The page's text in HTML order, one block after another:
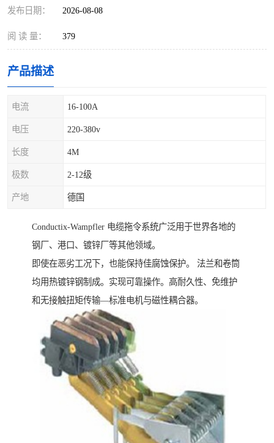
发布日期： 2026-08-08
阅 读 量： 379
产品描述
电流 16-100A
电压 220-380v
长度 4M
极数 2-12级
产地 德国
Conductix-Wampfler 电缆拖令系统广泛用于世界各地的
钢厂、港口、镀锌厂等其他领域。
即使在恶劣工况下，也能保持佳腐蚀保护。 法兰和卷筒
均用热镀锌钢制成。实现可靠操作。高耐久性、免维护
和无接触扭矩传输—标准电机与磁性耦合器。